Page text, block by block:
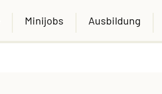
Minijobs Ausbildung